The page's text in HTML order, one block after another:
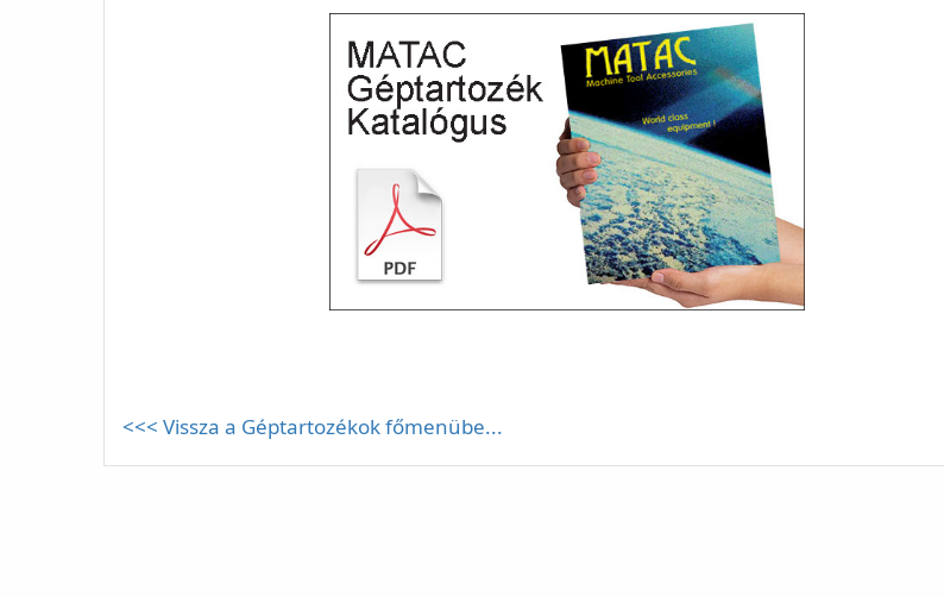
<<< Vissza a Géptartozékok főmenübe...